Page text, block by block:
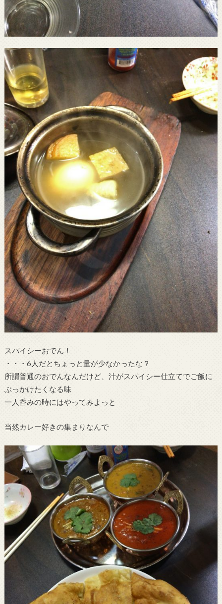
スパイシーおでん！
・・・6人だとちょっと量が少なかったな？
所謂普通のおでんなんだけど、汁がスパイシー仕立てでご飯に
ぶっかけたくなる味
一人呑みの時にはやってみよっと
当然カレー好きの集まりなんで